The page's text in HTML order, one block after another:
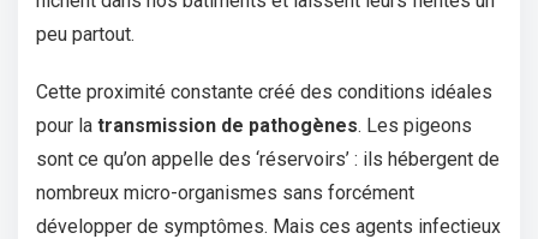
peu partout.
Cette proximité constante créé des conditions idéales
pour la transmission de pathogènes. Les pigeons
sont ce qu’on appelle des ‘réservoirs’ : ils hébergent de
nombreux micro-organismes sans forcément
développer de symptômes. Mais ces agents infectieux